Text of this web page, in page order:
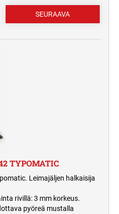
TYPOMATIC
Leimajäljen halkaisija
rivillä: 3 mm korkeus.
pyöreä mustalla